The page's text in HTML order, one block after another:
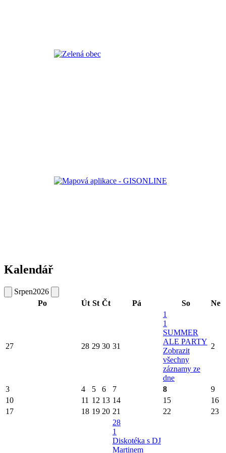
Kalendář
Srpen2026
Po
Út St Čt Pá So Ne
27 28 29 30 31
1
1
SUMMER
ALE PARTY
Zobrazit
všechny
záznamy ze
dne
2
3 4 5 6 7 8
9
10
11 12 13 14 15
16
17
18 19 20 21 22
23
28
1
Diskotéka s DJ
Martinem